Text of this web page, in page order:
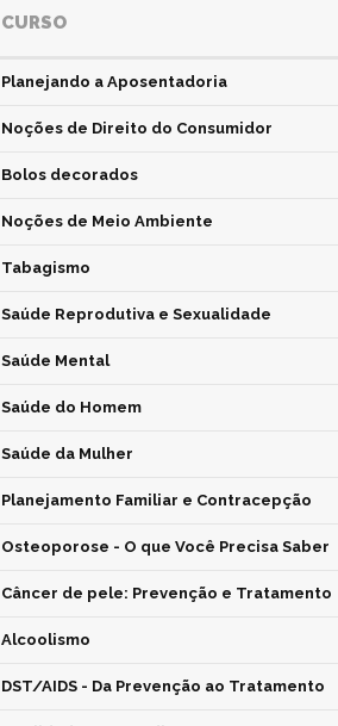
CURSO
Planejando a Aposentadoria
Noções de Direito do Consumidor
Bolos decorados
Noções de Meio Ambiente
Tabagismo
Saúde Reprodutiva e Sexualidade
Saúde Mental
Saúde do Homem
Saúde da Mulher
Planejamento Familiar e Contracepção
Osteoporose - O que Você Precisa Saber
Câncer de pele: Prevenção e Tratamento
Alcoolismo
DST/AIDS - Da Prevenção ao Tratamento